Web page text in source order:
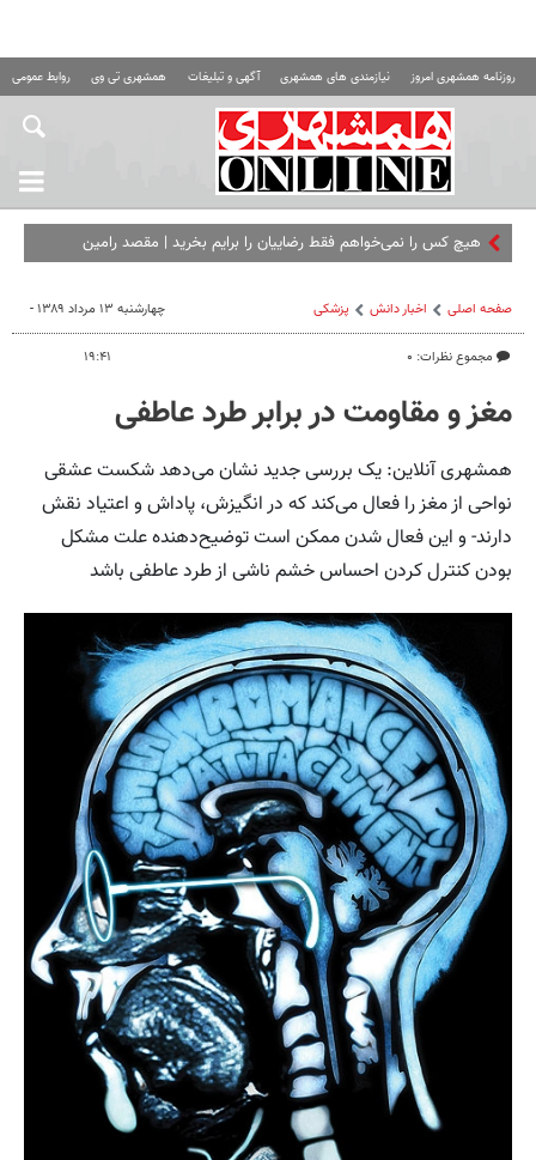
روزنامه همشهری امروز نیازمندی های همشهری آگهی و تبلیغات همشهری تی وی روابط عمومی
هیچ کس را نمی‌خواهم فقط رضاییان را برایم بخرید | مقصد رامین
صفحه اصلی اخبار دانش پزشکی
مجموع نظرات: ۰
چهارشنبه ۱۳ مرداد ۱۳۸۹ -
۱۹:۴۱
مغز و مقاومت در برابر طرد عاطفی
همشهری آنلاین: یک بررسی جدید نشان می‌دهد شکست عشقی
نواحی از مغز را فعال می‌کند که در انگیزش، پاداش و اعتیاد نقش
دارند- و این فعال شدن ممکن است توضیح‌دهنده علت مشکل
بودن کنترل کردن احساس خشم ناشی از طرد عاطفی باشد